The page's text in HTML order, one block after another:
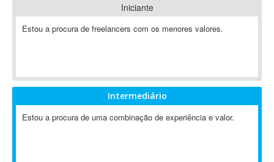
A-GPS
ABAP
Abaqus
ABBYY FineReader
Iniciante
Estou a procura de freelancers com os menores valores.
Intermediário
Estou a procura de uma combinação de experiência e valor.